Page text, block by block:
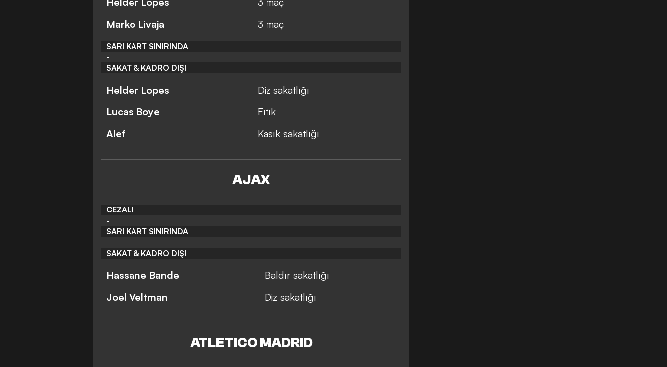
Marko Livaja
3 maç
SARI KART SINIRINDA
-
SAKAT & KADRO DIŞI
Helder Lopes
Lucas Boye
Alef
Diz sakatlığı
Fıtık
Kasık sakatlığı
AJAX
CEZALI
-
-
SARI KART SINIRINDA
-
SAKAT & KADRO DIŞI
Hassane Bande
Joel Veltman
Baldır sakatlığı
Diz sakatlığı
ATLETICO MADRID